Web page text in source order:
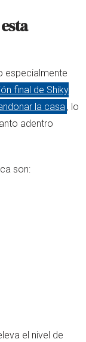
especialmente
final de Shiky
la casa , lo
adentro
son:
el nivel de